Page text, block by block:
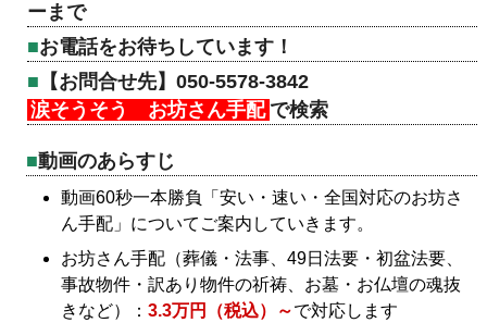
ーまで
お電話をお待ちしています！
【お問合せ先】050-5578-3842
涙そうそう お坊さん手配 で検索
動画のあらすじ
動画60秒一本勝負「安い・速い・全国対応のお坊さ
ん手配」についてご案内していきます。
お坊さん手配（葬儀・法事、49日法要・初盆法要、
事故物件・訳あり物件の祈祷、お墓・お仏壇の魂抜
きなど）：3.3万円（税込）～で対応します